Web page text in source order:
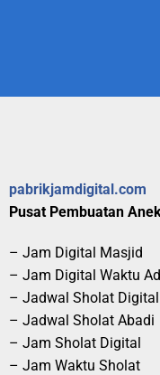
pabrikjamdigital.com
Pusat Pembuatan
– Jam Digital Masjid
– Jam Digital Waktu
– Jadwal Sholat Digital
– Jadwal Sholat Abadi
– Jam Sholat Digital
– Jam Waktu Sholat